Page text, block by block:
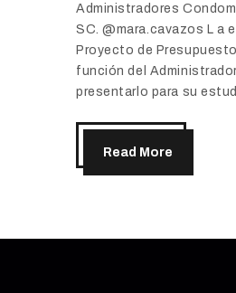
Administradores
SC. @mara.cavazos L a
Proyecto de
función del
presentarlo para su
Read More